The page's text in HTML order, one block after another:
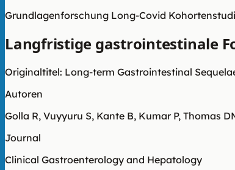
Grundlagenforschung Long-Covid
Langfristige gastrointestinale
Originaltitel: Long-term Gastrointestinal
Autoren
Golla R, Vuyyuru S, Kante B, Kumar P, Thomas
Journal
Clinical Gastroenterology and Hepatology